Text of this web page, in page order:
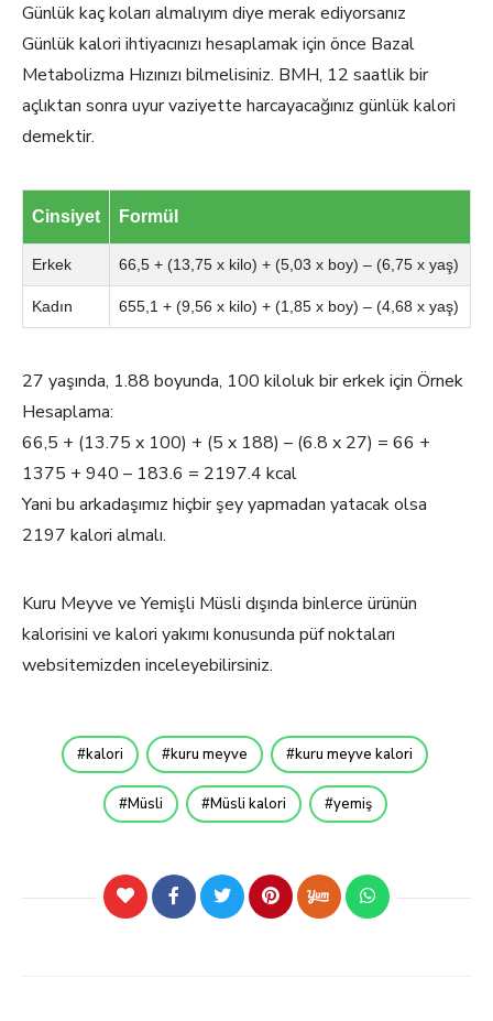
Günlük kaç koları almalıyım diye merak ediyorsanız
Günlük kalori ihtiyacınızı hesaplamak için önce Bazal
Metabolizma Hızınızı bilmelisiniz. BMH, 12 saatlik bir
açlıktan sonra uyur vaziyette harcayacağınız günlük kalori
demektir.
Cinsiyet Formül
Erkek 66,5 + (13,75 x kilo) + (5,03 x boy) – (6,75 x yaş)
Kadın 655,1 + (9,56 x kilo) + (1,85 x boy) – (4,68 x yaş)
27 yaşında, 1.88 boyunda, 100 kiloluk bir erkek için Örnek
Hesaplama:
66,5 + (13.75 x 100) + (5 x 188) – (6.8 x 27) = 66 +
1375 + 940 – 183.6 = 2197.4 kcal
Yani bu arkadaşımız hiçbir şey yapmadan yatacak olsa
2197 kalori almalı.
Kuru Meyve ve Yemişli Müsli dışında binlerce ürünün
kalorisini ve kalori yakımı konusunda püf noktaları
websitemizden inceleyebilirsiniz.
kalori kuru meyve kuru meyve kalori
Müsli Müsli kalori yemiş